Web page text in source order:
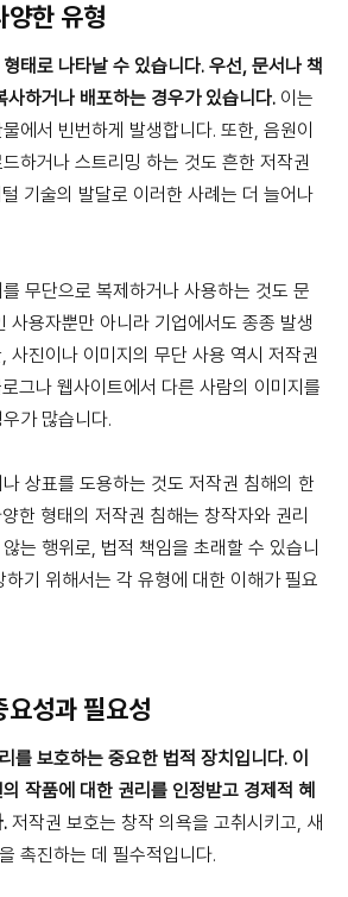
양한 유형
태로 나타날 수 있습니다. 우선, 문서나 책
사하거나 배포하는 경우가 있습니다. 이는
에서 빈번하게 발생합니다. 또한, 음원이
하거나 스트리밍 하는 것도 흔한 저작권
기술의 발달로 이러한 사례는 더 늘어나
무단으로 복제하거나 사용하는 것도 문
사용자뿐만 아니라 기업에서도 종종 발생
사진이나 이미지의 무단 사용 역시 저작권
그나 웹사이트에서 다른 사람의 이미지를
가 많습니다.
상표를 도용하는 것도 저작권 침해의 한
한 형태의 저작권 침해는 창작자와 권리
는 행위로, 법적 책임을 초래할 수 있습니
하기 위해서는 각 유형에 대한 이해가 필요
요성과 필요성
를 보호하는 중요한 법적 장치입니다. 이
작품에 대한 권리를 인정받고 경제적 혜
저작권 보호는 창작 의욕을 고취시키고, 새
촉진하는 데 필수적입니다.